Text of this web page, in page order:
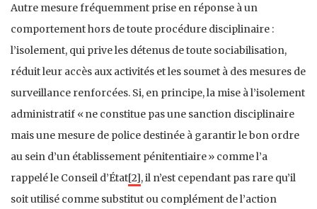
Autre mesure fréquemment prise en réponse à un
comportement hors de toute procédure disciplinaire :
l’isolement, qui prive les détenus de toute sociabilisation,
réduit leur accès aux activités et les soumet à des mesures de
surveillance renforcées. Si, en principe, la mise à l’isolement
administratif « ne constitue pas une sanction disciplinaire
mais une mesure de police destinée à garantir le bon ordre
au sein d’un établissement pénitentiaire » comme l’a
rappelé le Conseil d’État[2], il n’est cependant pas rare qu’il
soit utilisé comme substitut ou complément de l’action